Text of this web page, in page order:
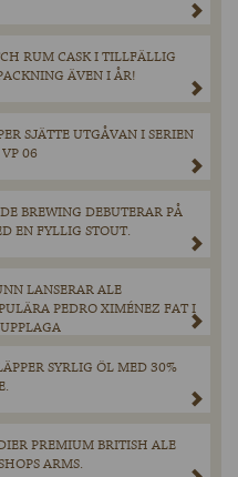
RUM CASK I TILLFÄLLIG
ÄVEN I ÅR!
SJÄTTE UTGÅVAN I SERIEN
06
BREWING DEBUTERAR PÅ
EN FYLLIG STOUT.
LANSERAR ALE
PEDRO XIMÉNEZ FAT I
SYRLIG ÖL MED 30%
PREMIUM BRITISH ALE
ARMS.